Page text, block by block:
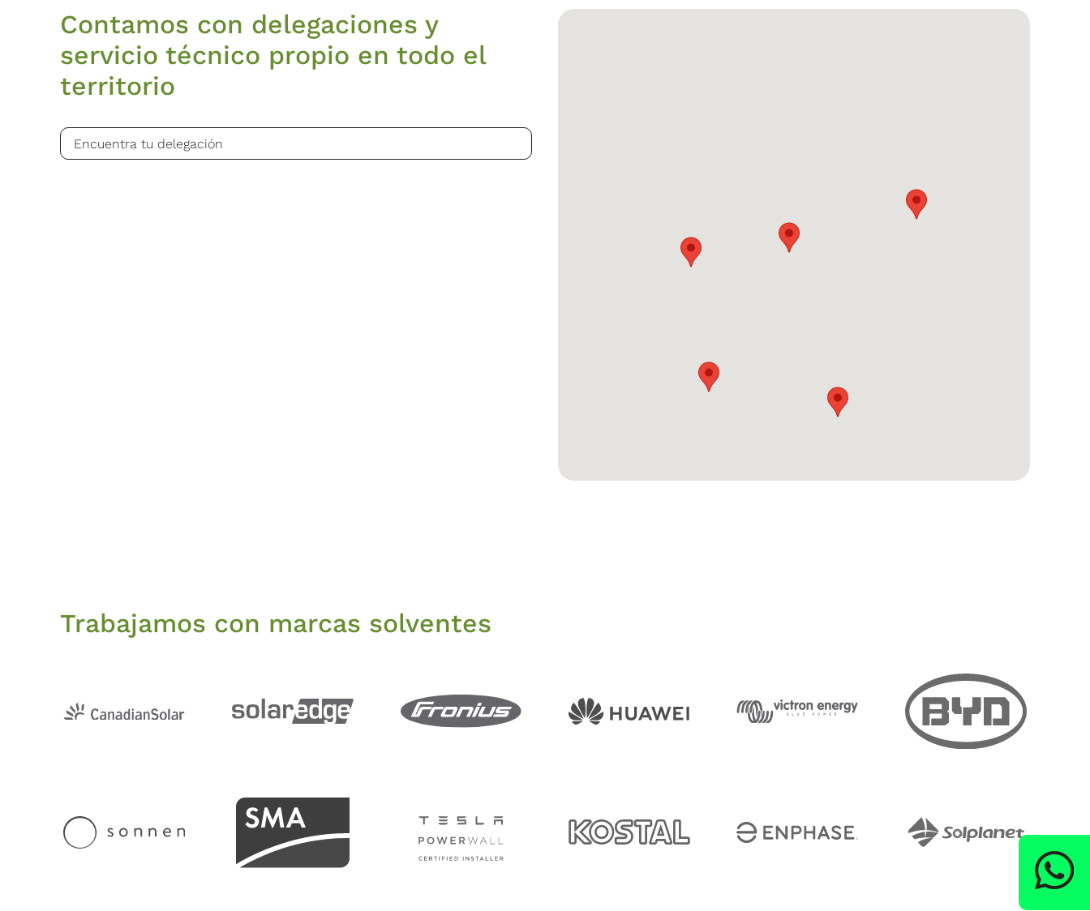
Contamos con delegaciones y
servicio técnico propio en todo el
territorio
Trabajamos con marcas solventes